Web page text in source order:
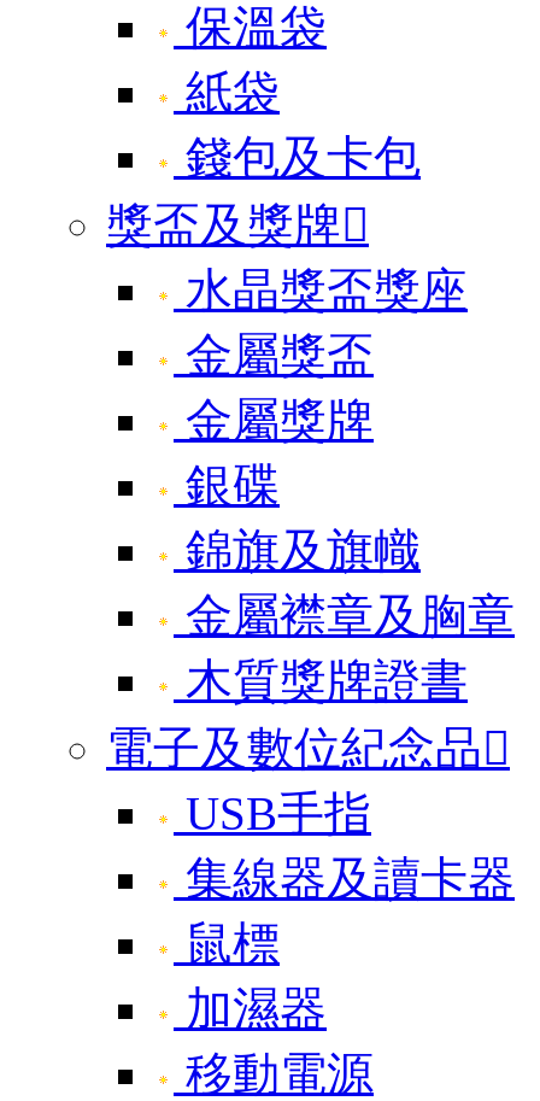
保溫袋
紙袋
錢包及卡包
獎盃及獎牌
水晶獎盃獎座
金屬獎盃
金屬獎牌
銀碟
錦旗及旗幟
金屬襟章及胸章
木質獎牌證書
電子及數位紀念品
USB手指
集線器及讀卡器
鼠標
加濕器
移動電源